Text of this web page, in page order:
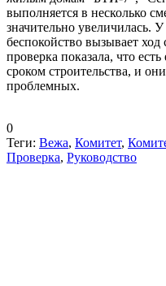
выполняется в несколько
значительно увеличилась. У
беспокойство вызывает
проверка показала, что
сроком строительства, и
проблемных.
0
Теги: Вежа, Комитет,
Проверка, Руководство